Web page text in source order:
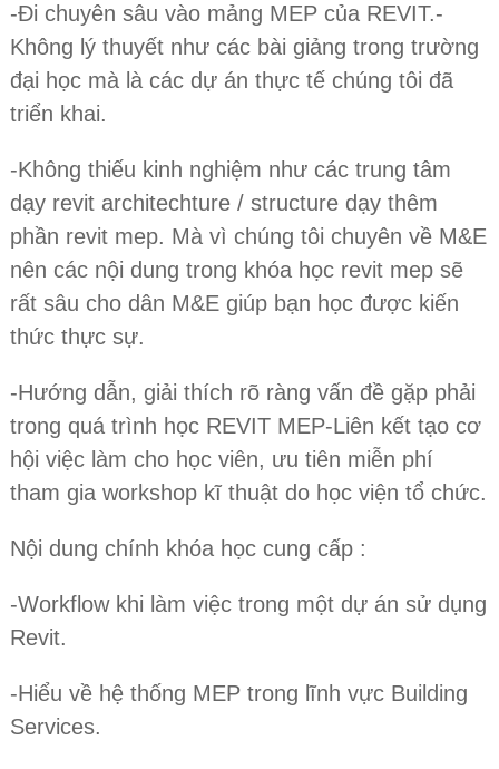
-Đi chuyên sâu vào mảng MEP của REVIT.-
Không lý thuyết như các bài giảng trong trường
đại học mà là các dự án thực tế chúng tôi đã
triển khai.
-Không thiếu kinh nghiệm như các trung tâm
dạy revit architechture / structure dạy thêm
phần revit mep. Mà vì chúng tôi chuyên về M&E
nên các nội dung trong khóa học revit mep sẽ
rất sâu cho dân M&E giúp bạn học được kiến
thức thực sự.
-Hướng dẫn, giải thích rõ ràng vấn đề gặp phải
trong quá trình học REVIT MEP-Liên kết tạo cơ
hội việc làm cho học viên, ưu tiên miễn phí
tham gia workshop kĩ thuật do học viện tổ chức.
Nội dung chính khóa học cung cấp :
-Workflow khi làm việc trong một dự án sử dụng
Revit.
-Hiểu về hệ thống MEP trong lĩnh vực Building
Services.